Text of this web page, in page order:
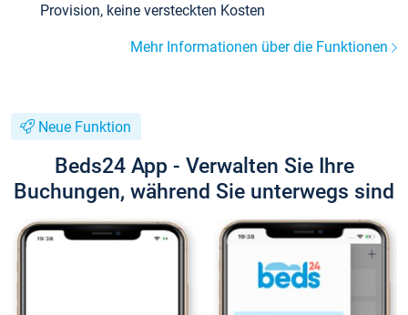
Provision, keine versteckten Kosten
Mehr Informationen über die Funktionen
Neue Funktion
Beds24 App - Verwalten Sie Ihre
Buchungen, während Sie unterwegs sind